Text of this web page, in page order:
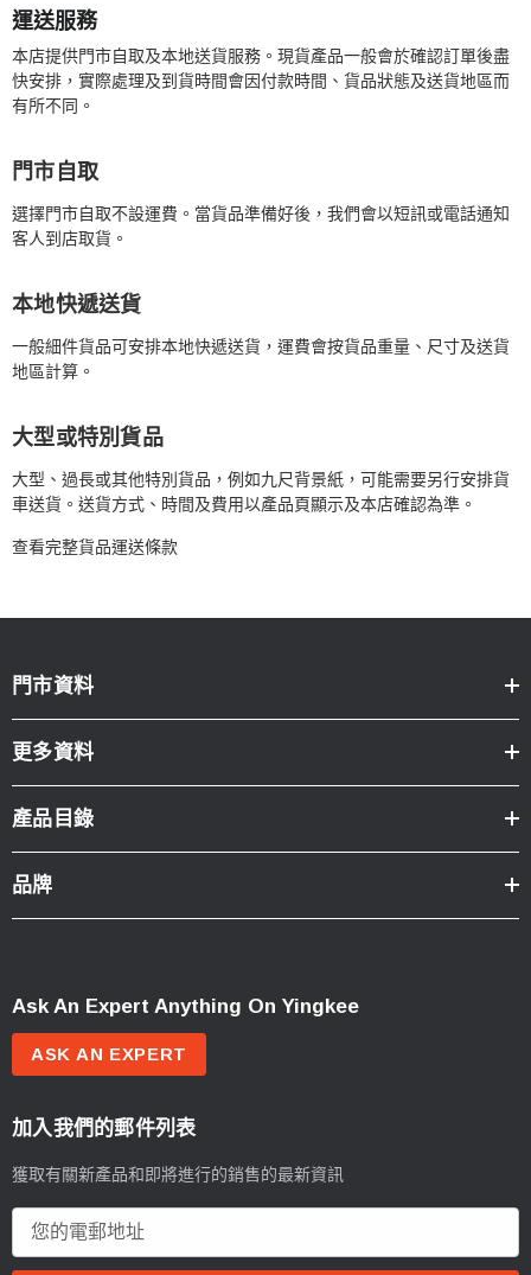
運送服務
本店提供門市自取及本地送貨服務。現貨產品一般會於確認訂單後盡
快安排，實際處理及到貨時間會因付款時間、貨品狀態及送貨地區而
有所不同。
門市自取
選擇門市自取不設運費。當貨品準備好後，我們會以短訊或電話通知
客人到店取貨。
本地快遞送貨
一般細件貨品可安排本地快遞送貨，運費會按貨品重量、尺寸及送貨
地區計算。
大型或特別貨品
大型、過長或其他特別貨品，例如九尺背景紙，可能需要另行安排貨
車送貨。送貨方式、時間及費用以產品頁顯示及本店確認為準。
查看完整貨品運送條款
門市資料
更多資料
產品目錄
品牌
Ask An Expert Anything On Yingkee
ASK AN EXPERT
加入我們的郵件列表
獲取有關新產品和即將進行的銷售的最新資訊
郵